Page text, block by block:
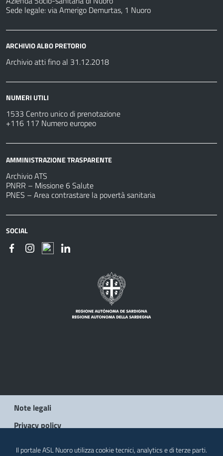
Sede legale: via Amerigo Demurtas, 1 Nuoro
ARCHIVIO ALBO PRETORIO
Archivio atti fino al 31.12.2018
NUMERI UTILI
1533 Centro unico di prenotazione
+116 117 Numero europeo
AMMINISTRAZIONE TRASPARENTE
Archivio ATS
PNRR – Missione 6 Salute
PNES – Area contrastare la povertà sanitaria
SOCIAL
Note legali
Privacy policy
Il portale ASL Nuoro utilizza cookie tecnici, analytics e di terze parti.